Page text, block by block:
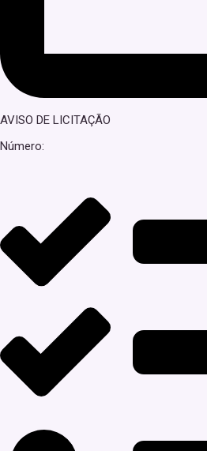
AVISO DE LICITAÇÃO
Número: